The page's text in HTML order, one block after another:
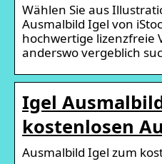
Wählen Sie aus
Ausmalbild Igel von
hochwertige lizenzfreie
anderswo vergeblich
Igel
kostenlosen
Ausmalbild Igel zum